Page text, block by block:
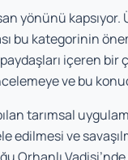
yönünü
bu kategorinin
içeren bir
ve bu
tarımsal
edilmesi ve